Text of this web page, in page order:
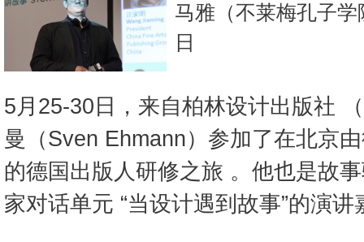
马雅（不莱梅孔子
日
5月25-30日，来自柏林设计出版社
曼（Sven Ehmann）参加了在北京
的德国出版人研修之旅 。他也是故
家对话单元 “当设计遇到故事”的演讲